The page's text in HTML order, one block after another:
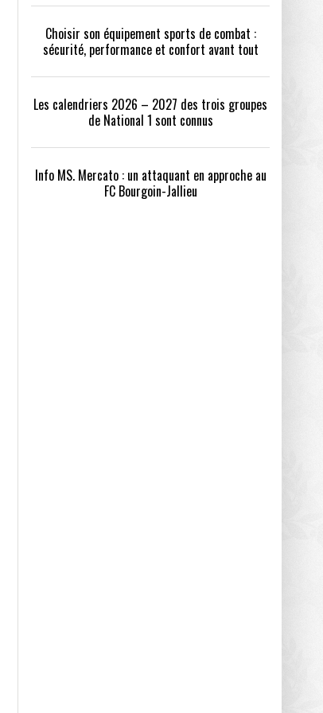
Choisir son équipement sports de combat :
sécurité, performance et confort avant tout
Les calendriers 2026 – 2027 des trois groupes
de National 1 sont connus
Info MS. Mercato : un attaquant en approche au
FC Bourgoin-Jallieu